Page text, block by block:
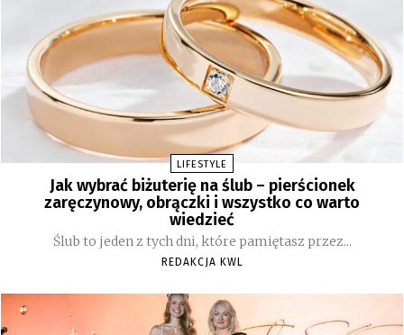
LIFESTYLE
Jak wybrać biżuterię na ślub – pierścionek
zaręczynowy, obrączki i wszystko co warto
wiedzieć
Ślub to jeden z tych dni, które pamiętasz przez...
REDAKCJA KWL